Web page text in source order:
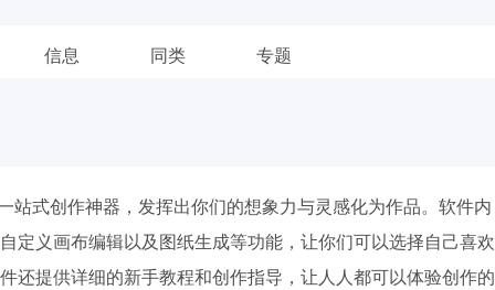
信息 同类 专题
站式创作神器，发挥出你们的想象力与灵感化为作品。软件内
定义画布编辑以及图纸生成等功能，让你们可以选择自己喜欢
还提供详细的新手教程和创作指导，让人人都可以体验创作的